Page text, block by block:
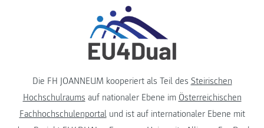
Die FH JOANNEUM kooperiert als Teil des Steirischen
Hochschulraums auf nationaler Ebene im Österreichischen
Fachhochschulenportalund ist auf internationaler Ebene mit